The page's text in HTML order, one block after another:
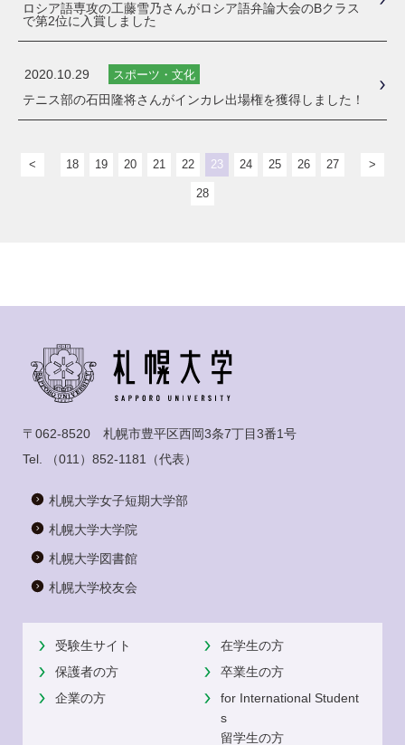
ロシア語専攻の工藤雪乃さんがロシア語弁論大会のBクラス
で第2位に入賞しました
2020.10.29 スポーツ・文化
テニス部の石田隆将さんがインカレ出場権を獲得しました！
< 18 19 20 21 22 23 24 25 26 27
28
>
〒062-8520 札幌市豊平区西岡3条7丁目3番1号
Tel.
（011）852-1181 （代表）
札幌大学女子短期大学部
札幌大学大学院
札幌大学図書館
札幌大学校友会
受験生サイト
在学生の方
保護者の方
卒業生の方
企業の方
for International Student
s
留学生の方